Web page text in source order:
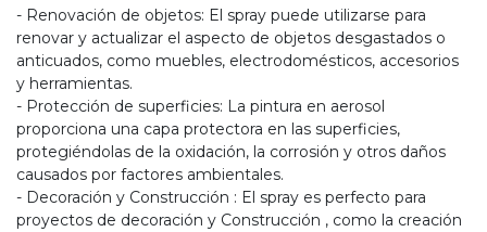
- Renovación de objetos: El spray puede utilizarse para
renovar y actualizar el aspecto de objetos desgastados o
anticuados, como muebles, electrodomésticos, accesorios
y herramientas.
- Protección de superficies: La pintura en aerosol
proporciona una capa protectora en las superficies,
protegiéndolas de la oxidación, la corrosión y otros daños
causados por factores ambientales.
- Decoración y Construcción : El spray es perfecto para
proyectos de decoración y Construcción , como la creación